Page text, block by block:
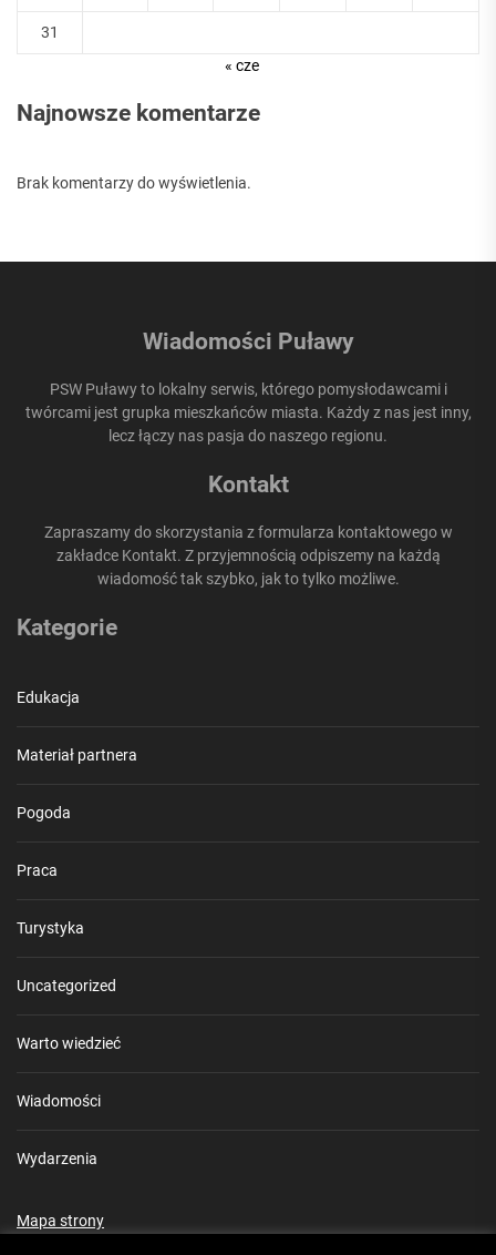
31
« cze
Najnowsze komentarze
Brak komentarzy do wyświetlenia.
Wiadomości Puławy
PSW Puławy to lokalny serwis, którego pomysłodawcami i
twórcami jest grupka mieszkańców miasta. Każdy z nas jest inny,
lecz łączy nas pasja do naszego regionu.
Kontakt
Zapraszamy do skorzystania z formularza kontaktowego w
zakładce Kontakt. Z przyjemnością odpiszemy na każdą
wiadomość tak szybko, jak to tylko możliwe.
Kategorie
Edukacja
Materiał partnera
Pogoda
Praca
Turystyka
Uncategorized
Warto wiedzieć
Wiadomości
Wydarzenia
Mapa strony